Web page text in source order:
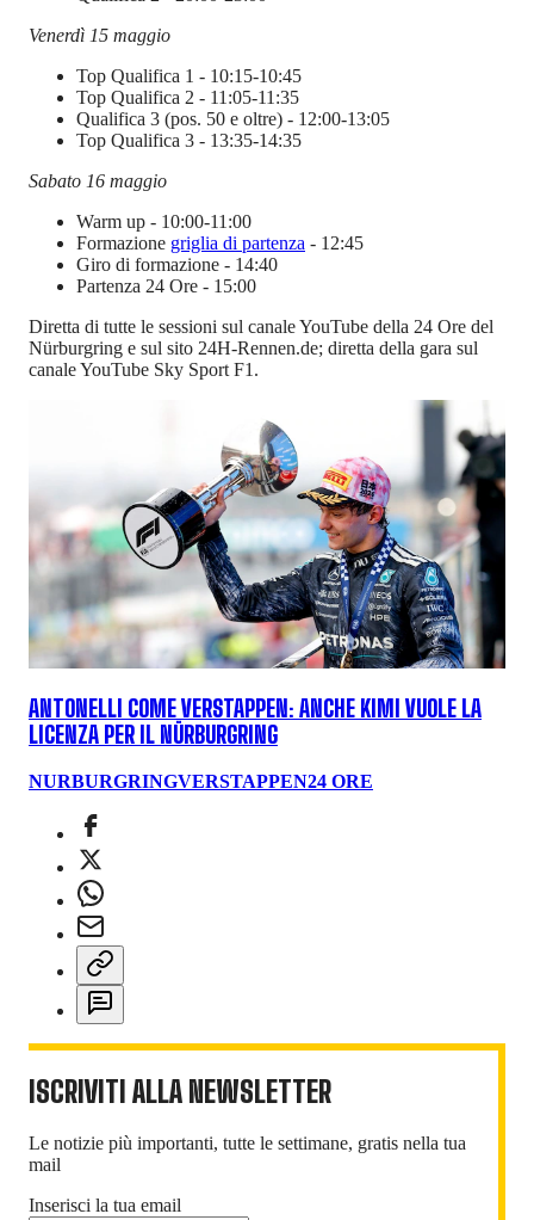
Venerdì 15 maggio
Top Qualifica 1 - 10:15-10:45
Top Qualifica 2 - 11:05-11:35
Qualifica 3 (pos. 50 e oltre) - 12:00-13:05
Top Qualifica 3 - 13:35-14:35
Sabato 16 maggio
Warm up - 10:00-11:00
Formazione griglia di partenza - 12:45
Giro di formazione - 14:40
Partenza 24 Ore - 15:00
Diretta di tutte le sessioni sul canale YouTube della 24 Ore del
Nürburgring e sul sito 24H-Rennen.de; diretta della gara sul
canale YouTube Sky Sport F1.
ANTONELLI COME VERSTAPPEN: ANCHE KIMI VUOLE LA
LICENZA PER IL NÜRBURGRING
NURBURGRINGVERSTAPPEN24 ORE
ISCRIVITI ALLA NEWSLETTER
Le notizie più importanti, tutte le settimane, gratis nella tua
mail
Inserisci la tua email